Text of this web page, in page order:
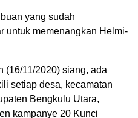
yang sudah
untuk memenangkan Helmi-
(16/11/2020) siang, ada
setiap desa, kecamatan
Bengkulu Utara,
kampanye 20 Kunci